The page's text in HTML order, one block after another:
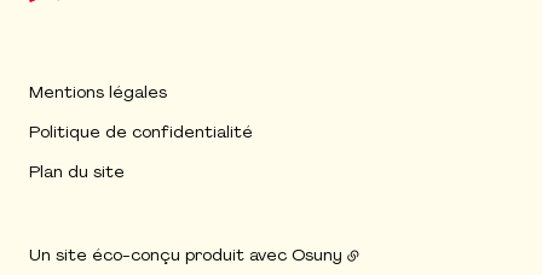
Mentions légales
Politique de confidentialité
Plan du site
Un site éco-conçu produit avec Osuny